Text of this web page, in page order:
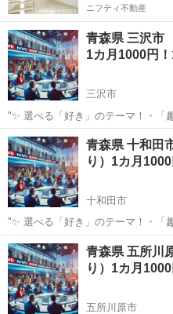
ニフティ不動産
青森県 三沢市 （1週間無料トライアルあり）
1カ月1000円
三沢市
"✨ 選べる「好き」のテーマ！・「
楽、ペットなど、好きなものをも
⏰ 1日4回のタイムリーな配信
ト！12:0...
青森 三沢市 その他
青森県 十和田市 （1週間無料トライア
り）1カ月
十和田市
"✨ 選べる「好き」のテーマ！・「
楽、ペットなど、好きなものをも
⏰ 1日4回のタイムリーな配信
ト！12:0...
青森 十和田市 その他
青森県 五所川原市 （1週間無料トラ
り）1カ月
五所川原市